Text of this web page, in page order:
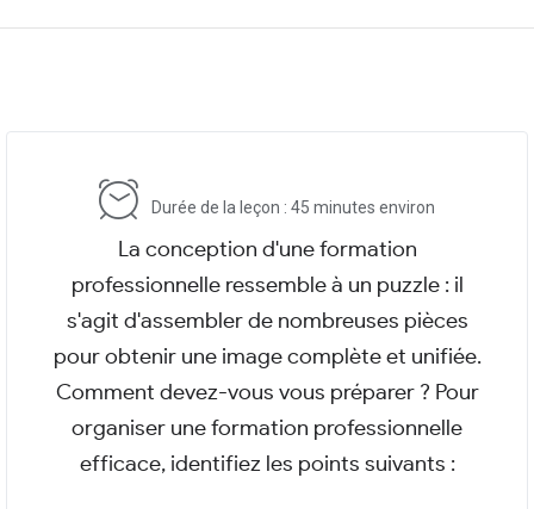
Durée de la leçon : 45 minutes environ
La conception d'une formation
professionnelle ressemble à un puzzle : il
s'agit d'assembler de nombreuses pièces
pour obtenir une image complète et unifiée.
Comment devez-vous vous préparer ? Pour
organiser une formation professionnelle
efficace, identifiez les points suivants :